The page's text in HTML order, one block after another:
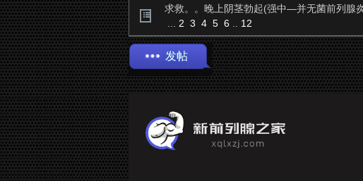
求救。。晚上阴茎勃起(强中—并无菌前列腺
2 3 4 5 6 12
发帖